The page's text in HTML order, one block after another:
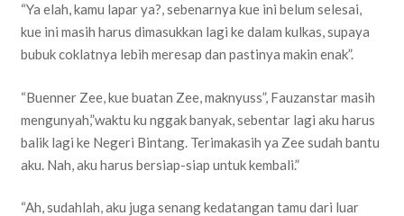
“Ya elah, kamu lapar ya?, sebenarnya kue ini belum selesai,
kue ini masih harus dimasukkan lagi ke dalam kulkas, supaya
bubuk coklatnya lebih meresap dan pastinya makin enak”.
“Buenner Zee, kue buatan Zee, maknyuss”, Fauzanstar masih
mengunyah,”waktu ku nggak banyak, sebentar lagi aku harus
balik lagi ke Negeri Bintang. Terimakasih ya Zee sudah bantu
aku. Nah, aku harus bersiap-siap untuk kembali.”
“Ah, sudahlah, aku juga senang kedatangan tamu dari luar